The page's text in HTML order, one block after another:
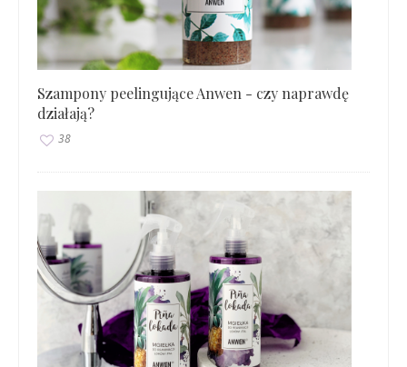
Szampony peelingujące Anwen - czy naprawdę
działają?
38